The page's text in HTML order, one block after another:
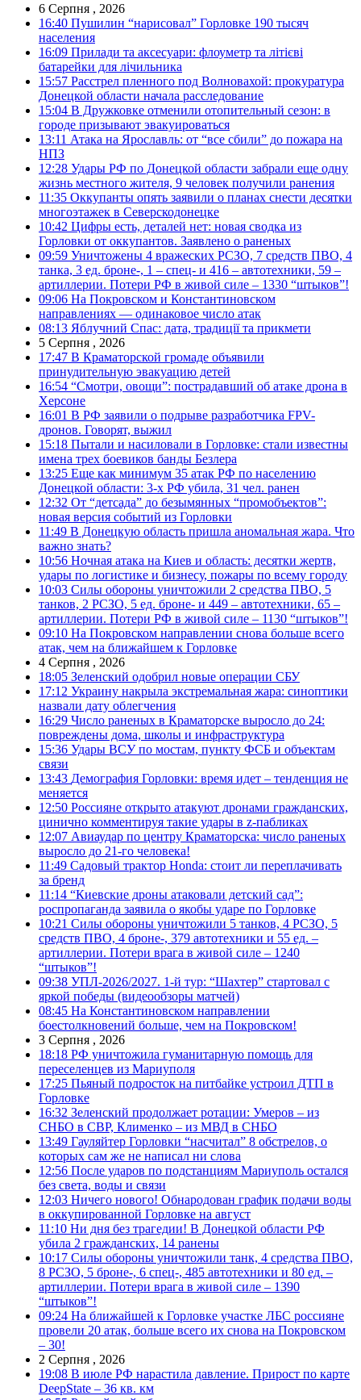
6 Серпня , 2026
16:40 Пушилин “нарисовал” Горловке 190 тысяч
населения
16:09 Прилади та аксесуари: флоуметр та літієві
батарейки для лічильника
15:57 Расстрел пленного под Волновахой: прокуратура
Донецкой области начала расследование
15:04 В Дружковке отменили отопительный сезон: в
городе призывают эвакуироваться
13:11 Атака на Ярославль: от “все сбили” до пожара на
НПЗ
12:28 Удары РФ по Донецкой области забрали еще одну
жизнь местного жителя, 9 человек получили ранения
11:35 Оккупанты опять заявили о планах снести десятки
многоэтажек в Северскодонецке
10:42 Цифры есть, деталей нет: новая сводка из
Горловки от оккупантов. Заявлено о раненых
09:59 Уничтожены 4 вражеских РСЗО, 7 средств ПВО, 4
танка, 3 ед. броне-, 1 – спец- и 416 – автотехники, 59 –
артиллерии. Потери РФ в живой силе – 1330 “штыков”!
09:06 На Покровском и Константиновском
направлениях — одинаковое число атак
08:13 Яблучний Спас: дата, традиції та прикмети
5 Серпня , 2026
17:47 В Краматорской громаде объявили
принудительную эвакуацию детей
16:54 “Смотри, овощи”: пострадавший об атаке дрона в
Херсоне
16:01 В РФ заявили о подрыве разработчика FPV-
дронов. Говорят, выжил
15:18 Пытали и насиловали в Горловке: стали известны
имена трех боевиков банды Безлера
13:25 Еще как минимум 35 атак РФ по населению
Донецкой области: 3-х РФ убила, 31 чел. ранен
12:32 От “детсада” до безымянных “промобъектов”:
новая версия событий из Горловки
11:49 В Донецкую область пришла аномальная жара. Что
важно знать?
10:56 Ночная атака на Киев и область: десятки жертв,
удары по логистике и бизнесу, пожары по всему городу
10:03 Силы обороны уничтожили 2 средства ПВО, 5
танков, 2 РСЗО, 5 ед. броне- и 449 – автотехники, 65 –
артиллерии. Потери РФ в живой силе – 1130 “штыков”!
09:10 На Покровском направлении снова больше всего
атак, чем на ближайшем к Горловке
4 Серпня , 2026
18:05 Зеленский одобрил новые операции СБУ
17:12 Украину накрыла экстремальная жара: синоптики
назвали дату облегчения
16:29 Число раненых в Краматорске выросло до 24:
повреждены дома, школы и инфраструктура
15:36 Удары ВСУ по мостам, пункту ФСБ и объектам
связи
13:43 Демография Горловки: время идет – тенденция не
меняется
12:50 Россияне открыто атакуют дронами гражданских,
цинично комментируя такие удары в z-пабликах
12:07 Авиаудар по центру Краматорска: число раненых
выросло до 21-го человека!
11:49 Садовый трактор Honda: стоит ли переплачивать
за бренд
11:14 “Киевские дроны атаковали детский сад”:
роспропаганда заявила о якобы ударе по Горловке
10:21 Силы обороны уничтожили 5 танков, 4 РСЗО, 5
средств ПВО, 4 броне-, 379 автотехники и 55 ед. –
артиллерии. Потери врага в живой силе – 1240
“штыков”!
09:38 УПЛ-2026/2027. 1-й тур: “Шахтер” стартовал с
яркой победы (видеообзоры матчей)
08:45 На Константиновском направлении
боестолкновений больше, чем на Покровском!
3 Серпня , 2026
18:18 РФ уничтожила гуманитарную помощь для
переселенцев из Мариуполя
17:25 Пьяный подросток на питбайке устроил ДТП в
Горловке
16:32 Зеленский продолжает ротации: Умеров – из
СНБО в СВР, Клименко – из МВД в СНБО
13:49 Гауляйтер Горловки “насчитал” 8 обстрелов, о
которых сам же не написал ни слова
12:56 После ударов по подстанциям Мариуполь остался
без света, воды и связи
12:03 Ничего нового! Обнародован график подачи воды
в оккупированной Горловке на август
11:10 Ни дня без трагедии! В Донецкой области РФ
убила 2 гражданских, 14 ранены
10:17 Силы обороны уничтожили танк, 4 средства ПВО,
8 РСЗО, 5 броне-, 6 спец-, 485 автотехники и 80 ед. –
артиллерии. Потери врага в живой силе – 1390
“штыков”!
09:24 На ближайшей к Горловке участке ЛБС россияне
провели 20 атак, больше всего их снова на Покровском
– 30!
2 Серпня , 2026
19:08 В июле РФ нарастила давление. Прирост по карте
DeepState – 36 кв. км